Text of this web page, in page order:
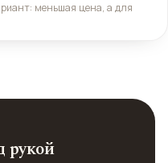
меньшая цена, а для
рукой